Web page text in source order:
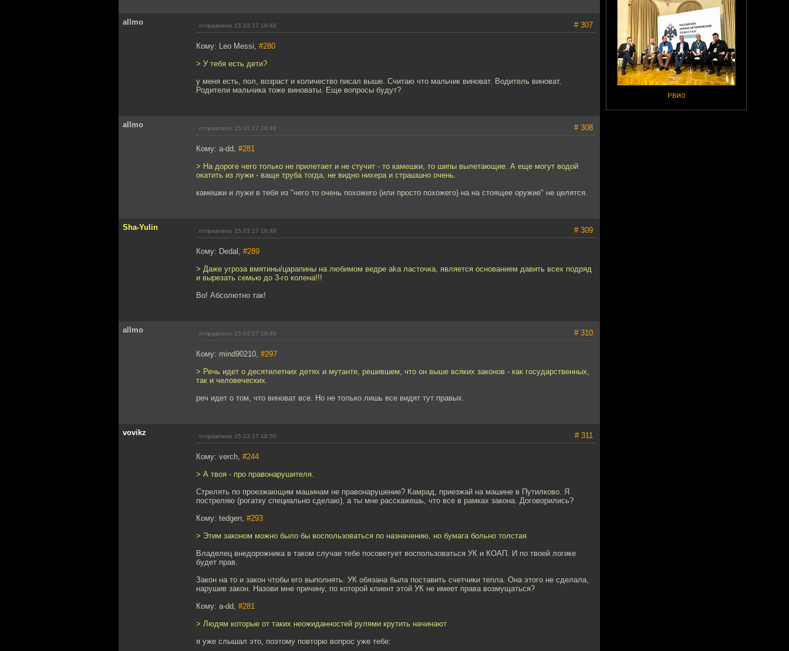
РВИО
allmo отправлено 15.03.17 18:46 # 307
Кому: Leo Messi, #280
> У тебя есть дети?
у меня есть, пол, возраст и количество писал выше. Считаю что мальчик виноват. Водитель виноват.
Родители мальчика тоже виноваты. Еще вопросы будут?
allmo отправлено 15.03.17 18:46 # 308
Кому: a-dd, #281
> На дороге чего только не прилетает и не стучит - то камешки, то шипы вылетающие. А еще могут водой
окатить из лужи - ваще труба тогда, не видно нихера и страшшно очень.
камешки и лужи в тебя из "чего то очень похожего (или просто похожего) на на стоящее оружие" не целятся.
Sha-Yulin отправлено 15.03.17 18:48 # 309
Кому: Dedal, #289
> Даже угроза вмятины/царапины на любимом ведре aka ласточка, является основанием давить всех подряд
и вырезать семью до 3-го колена!!!
Во! Абсолютно так!
allmo отправлено 15.03.17 18:49 # 310
Кому: mind90210, #297
> Речь идет о десятилетних детях и мутанте, решившем, что он выше всяких законов - как государственных,
так и человеческих.
реч идет о том, что виноват все. Но не только лишь все видят тут правых.
vovikz отправлено 15.03.17 18:50 # 311
Кому: verch, #244
> А твоя - про правонарушителя.
Стрелять по проезжающим машинам не правонарушение? Камрад, приезжай на машине в Путилково. Я
постреляю (рогатку специально сделаю), а ты мне расскажешь, что все в рамках закона. Договорились?
Кому: tedgen, #293
> Этим законом можно было бы воспользоваться по назначению, но бумага больно толстая
Владелец внедорожника в таком случае тебе посоветует воспользоваться УК и КОАП. И по твоей логике
будет прав.
Закон на то и закон чтобы его выполнять. УК обязана была поставить счетчики тепла. Она этого не сделала,
нарушив закон. Назови мне причину, по которой клиент этой УК не имеет права возмущаться?
Кому: a-dd, #281
> Людям которые от таких неожиданностей рулями крутить начинают
я уже слышал это, поэтому повторю вопрос уже тебе: